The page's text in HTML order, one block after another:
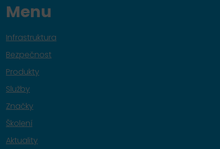
Menu
Infrastruktura
Bezpečnost
Produkty
Služby
Značky
Školení
Aktuality